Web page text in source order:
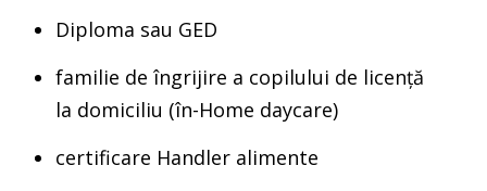
Diploma sau GED
familie de îngrijire a copilului de licență
la domiciliu (în-Home daycare)
certificare Handler alimente